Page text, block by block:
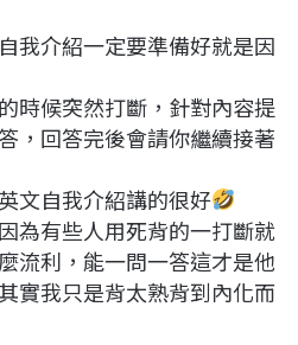
我介紹一定要準備好就是因
時候突然打斷，針對內容提
，回答完後會請你繼續接著
文自我介紹講的很好
為有些人用死背的一打斷就
流利，能一問一答這才是他
實我只是背太熟背到內化而